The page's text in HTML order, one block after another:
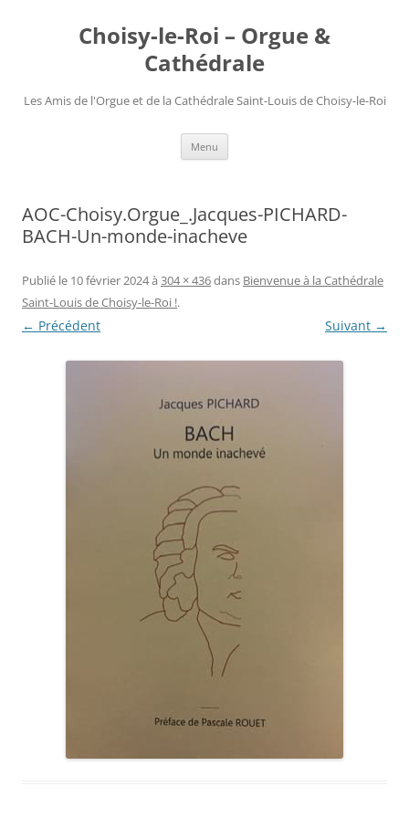
Choisy-le-Roi – Orgue &
Cathédrale
Les Amis de l'Orgue et de la Cathédrale Saint-Louis de Choisy-le-Roi
Menu
AOC-Choisy.Orgue_.Jacques-PICHARD-
BACH-Un-monde-inacheve
Publié le 10 février 2024à 304 × 436dans Bienvenue à la Cathédrale
Saint-Louis de Choisy-le-Roi !.
← Précédent Suivant →